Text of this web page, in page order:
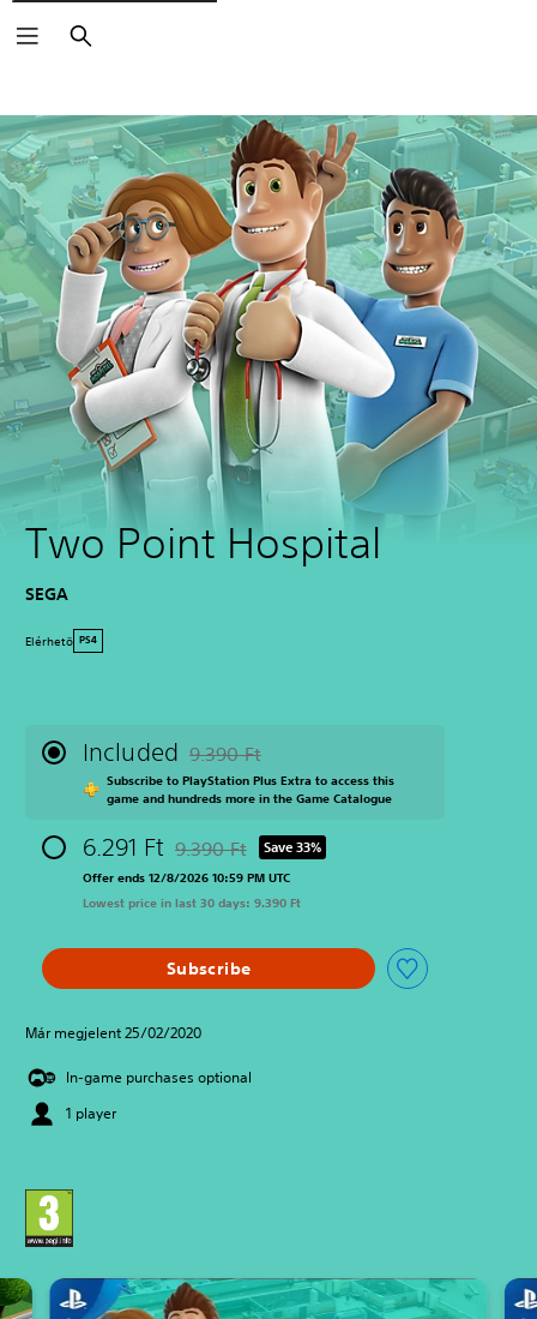
Keresés
Two Point Hospital
SEGA
Elérhetö PS4
Included Discounted from original price of 9.390 Ft
9.390 Ft
Subscribe to PlayStation Plus Extra to access this
game and hundreds more in the Game Catalogue
6.291 Ft Discounted from original price of 9.390 Ft
9.390 Ft Save 33%
Offer ends 12/8/2026 10:59 PM UTC
Lowest price in last 30 days: 9.390 Ft
Subscribe
Már megjelent 25/02/2020
In-game purchases optional
1 player